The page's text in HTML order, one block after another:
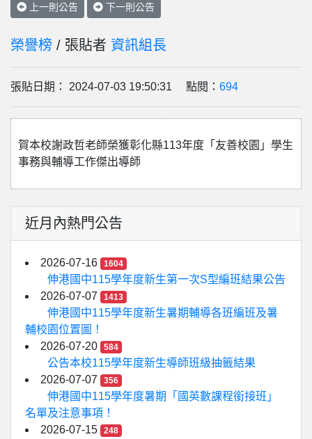
上一則公告 下一則公告
榮譽榜 / 張貼者 資訊組長
張貼日期： 2024-07-03 19:50:31 點閱： 694
賀本校謝政哲老師榮獲彰化縣113年度「友善校園」學生
事務與輔導工作傑出導師
近月內熱門公告
2026-07-16 1604
伸港國中115學年度新生第一次S型編班結果公告
2026-07-07
1413
伸港國中115學年度新生暑期輔導各班編班及暑
輔校園位置圖！
2026-07-20
584
公告本校115學年度新生導師班級抽籤結果
2026-07-07
356
伸港國中115學年度暑期「國英數課程銜接班」
名單及注意事項！
2026-07-15
248